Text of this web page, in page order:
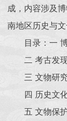
成，内容涉及
南地区历史与
目录：一
二 考古发
三 文物研
四 历史文
五 文物保